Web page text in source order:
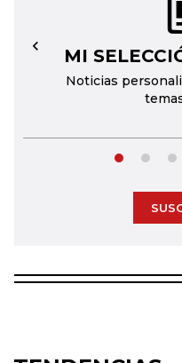
MI
Noticias
←